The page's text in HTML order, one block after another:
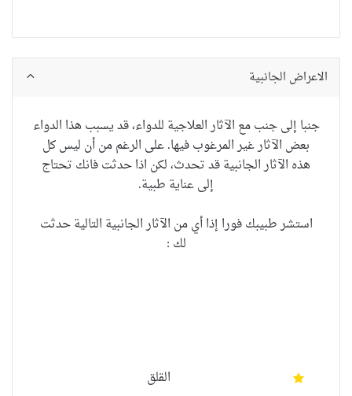
الاعراض الجانبية
جنبا إلى جنب مع الآثار العلاجية للدواء، قد يسبب هذا الدواء
بعض الآثار غير المرغوب فيها. على الرغم من أن ليس كل
هذه الآثار الجانبية قد تحدث، لكن اذا حدثت فانك تحتاج
إلى عناية طبية.
استشر طبيبك فورا إذا أي من الآثار الجانبية التالية حدثت
لك :
القلق